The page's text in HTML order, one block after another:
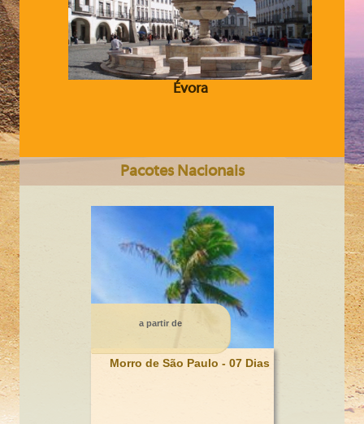
Évora
CIDADE DO CABO Somente Terrestre 6 dias
Pacotes Nacionais
a partir de
Morro de São Paulo - 07 Dias